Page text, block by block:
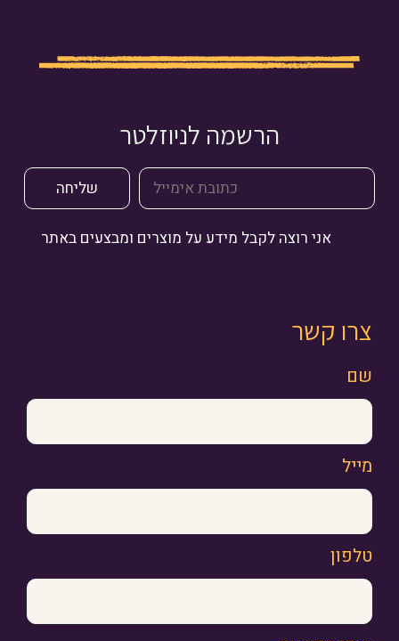
הרשמה לניוזלטר
אני רוצה לקבל מידע על מוצרים ומבצעים באתר
צרו קשר
שם
מייל
טלפון